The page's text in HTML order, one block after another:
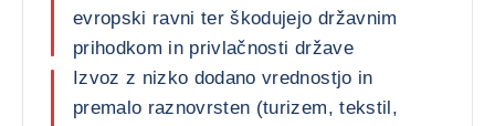
evropski ravni ter škodujejo državnim
prihodkom in privlačnosti države
Izvoz z nizko dodano vrednostjo in
premalo raznovrsten (turizem, tekstil,